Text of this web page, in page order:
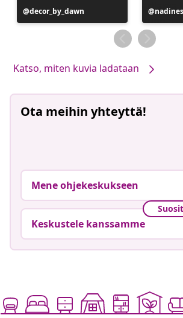
Julkaissut
decor_by_dawn
Katso, miten kuvia ladataan
Ota meihin yhteyttä!
Mene ohjekeskukseen
Keskustele kanssamme